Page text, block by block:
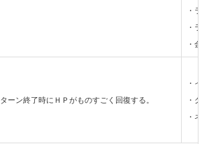
・ラ
・ラ
・金
ターン終了時にＨＰがものすごく回復する。
・イ
・ク
・ネ